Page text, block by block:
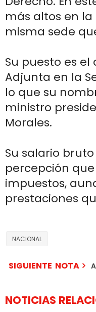
más altos en
misma sede
Su puesto es
Adjunta en la
lo que su
ministro
Morales.
Su salario
percepción
impuestos,
prestaciones
NACIONAL
SIGUIENTE NOTA
NOTICIAS